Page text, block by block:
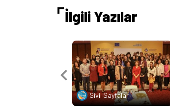
İlgili Yazılar
Sivil Sayfalar